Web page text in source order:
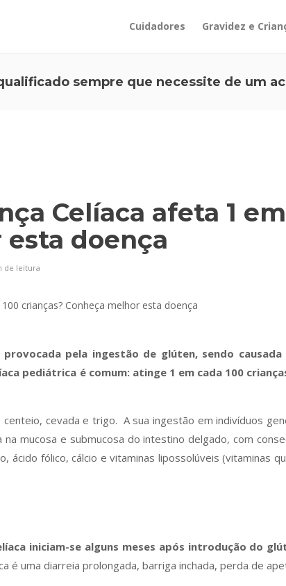
Cuidadores Gravidez e
sempre que necessite de um
Celíaca afeta 1
doença
de leitura
pela ingestão de glúten, sendo
pediátrica é comum: atinge 1 em cada 100
cevada e trigo. A sua ingestão em indivíduos
na mucosa e submucosa do intestino delgado, com
ácido fólico, cálcio e vitaminas lipossolúveis (vitaminas
iniciam-se alguns meses após introdução do
é uma diarreia prolongada, barriga inchada, perda de